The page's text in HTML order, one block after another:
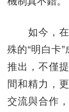
如今，在
殊的“明白卡
推出，不僅
間和精力，
交流與合作